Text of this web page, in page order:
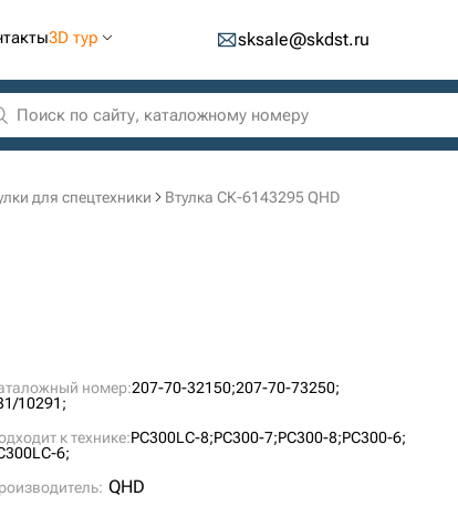
3D тур sksale@skdst.ru
для спецтехники Втулка СК-6143295 QHD
номер:207-70-32150;207-70-73250;
10291;
к технике:PC300LC-8;PC300-7;PC300-8;PC300-6;
6;
QHD